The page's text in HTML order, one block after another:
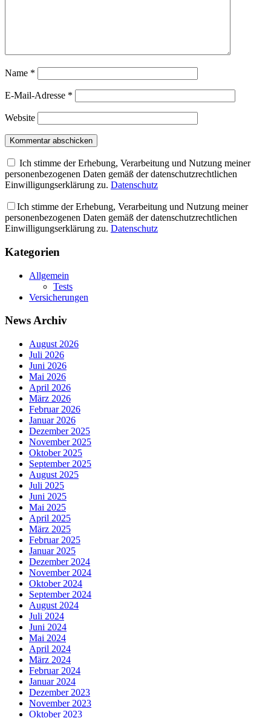
Name *
E-Mail-Adresse *
Website
Ich stimme der Erhebung, Verarbeitung und Nutzung meiner
personenbezogenen Daten gemäß der datenschutzrechtlichen
Einwilligungserklärung zu. Datenschutz
Ich stimme der Erhebung, Verarbeitung und Nutzung meiner
personenbezogenen Daten gemäß der datenschutzrechtlichen
Einwilligungserklärung zu. Datenschutz
Kategorien
Allgemein
Tests
Versicherungen
News Archiv
August 2026
Juli 2026
Juni 2026
Mai 2026
April 2026
März 2026
Februar 2026
Januar 2026
Dezember 2025
November 2025
Oktober 2025
September 2025
August 2025
Juli 2025
Juni 2025
Mai 2025
April 2025
März 2025
Februar 2025
Januar 2025
Dezember 2024
November 2024
Oktober 2024
September 2024
August 2024
Juli 2024
Juni 2024
Mai 2024
April 2024
März 2024
Februar 2024
Januar 2024
Dezember 2023
November 2023
Oktober 2023